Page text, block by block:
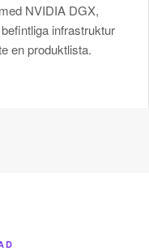
NVIDIA DGX,
infrastruktur
en produktlista.